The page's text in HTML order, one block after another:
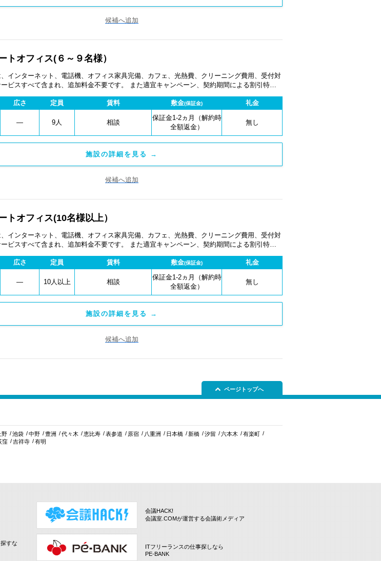
候補へ追加
トオフィス(６～９名様）
インターネット、電話機、オフィス家具完備、カフェ、光熱費、クリーニング費用、受付対
ビスすべて含まれ、追加料金不要です。 また適宜キャンペーン、契約期間による割引特典
広さ 定員 賃料 敷金(保証金) 礼金
― 9人 相談
保証金1-2ヵ月（解約時
全額返金）
無し
施設の詳細を見る →
候補へ追加
トオフィス(10名様以上）
インターネット、電話機、オフィス家具完備、カフェ、光熱費、クリーニング費用、受付対
ビスすべて含まれ、追加料金不要です。 また適宜キャンペーン、契約期間による割引特典
広さ 定員 賃料 敷金(保証金) 礼金
― 10人以上 相談
保証金1-2ヵ月（解約時
全額返金）
無し
施設の詳細を見る →
候補へ追加
ページトップへ
野 池袋 中野 豊洲 代々木 恵比寿 表参道 原宿 八重洲 日本橋 新橋 汐留 六本木
有楽町
窪 吉祥寺
有明
会議HACK!
会議室.COMが運営する会議術メディア
すな
ITフリーランスの仕事探しなら
PE-BANK